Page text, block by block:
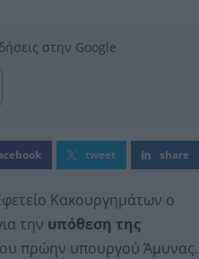
στην Google
tweet share
Κακουργημάτων ο
την υπόθεση της
πρώην υπουργού Άμυνας.